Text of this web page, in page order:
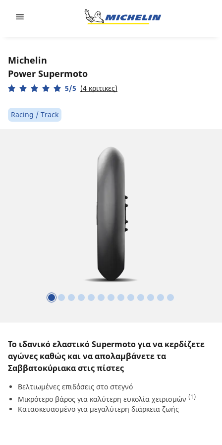
Michelin
Power Supermoto
5/5 (4 κριτικες)
Racing / Track
Το ιδανικό ελαστικό Supermoto για να κερδίζετε
αγώνες καθώς και να απολαμβάνετε τα
Σαββατοκύριακα στις πίστες
Βελτιωμένες επιδόσεις στο στεγνό
Μικρότερο βάρος για καλύτερη ευκολία χειρισμών (1)
Κατασκευασμένο για μεγαλύτερη διάρκεια ζωής